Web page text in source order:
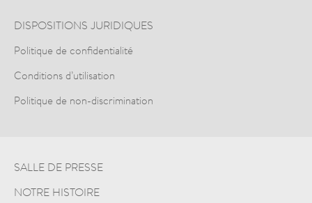
DISPOSITIONS JURIDIQUES
Politique de confidentialité
Conditions d’utilisation
Politique de non-discrimination
SALLE DE PRESSE
NOTRE HISTOIRE